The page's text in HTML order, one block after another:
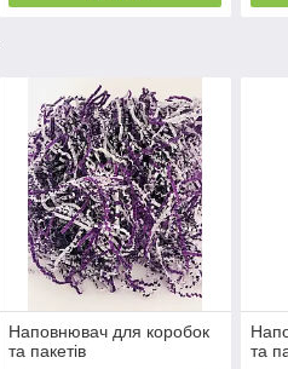
Наповнювач для коробок
та пакетів
та